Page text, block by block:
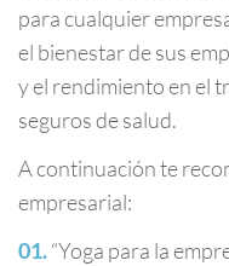
para cualquier
el bienestar de sus
y el rendimiento en el
seguros de salud.
A continuación te
empresarial:
“Yoga para la